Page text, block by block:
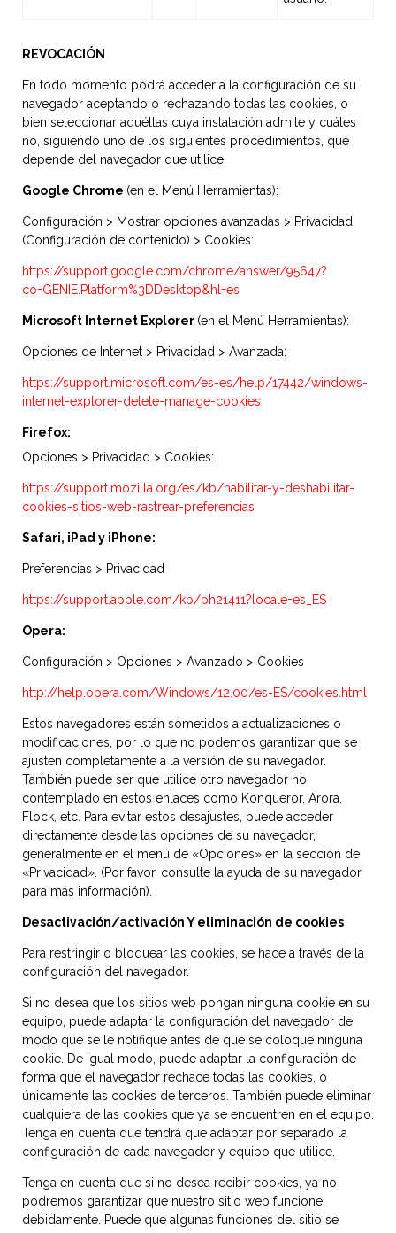
REVOCACIÓN
En todo momento podrá acceder a la configuración de su
navegador aceptando o rechazando todas las cookies, o
bien seleccionar aquéllas cuya instalación admite y cuáles
no, siguiendo uno de los siguientes procedimientos, que
depende del navegador que utilice:
Google Chrome (en el Menú Herramientas):
Configuración > Mostrar opciones avanzadas > Privacidad
(Configuración de contenido) > Cookies:
https://support.google.com/chrome/answer/95647?
co=GENIE.Platform%3DDesktop&hl=es
Microsoft Internet Explorer (en el Menú Herramientas):
Opciones de Internet > Privacidad > Avanzada:
https://support.microsoft.com/es-es/help/17442/windows-
internet-explorer-delete-manage-cookies
Firefox:
Opciones > Privacidad > Cookies:
https://support.mozilla.org/es/kb/habilitar-y-deshabilitar-
cookies-sitios-web-rastrear-preferencias
Safari, iPad y iPhone:
Preferencias > Privacidad
https://support.apple.com/kb/ph21411?locale=es_ES
Opera:
Configuración > Opciones > Avanzado > Cookies
http://help.opera.com/Windows/12.00/es-ES/cookies.html
Estos navegadores están sometidos a actualizaciones o
modificaciones, por lo que no podemos garantizar que se
ajusten completamente a la versión de su navegador.
También puede ser que utilice otro navegador no
contemplado en estos enlaces como Konqueror, Arora,
Flock, etc. Para evitar estos desajustes, puede acceder
directamente desde las opciones de su navegador,
generalmente en el menú de «Opciones» en la sección de
«Privacidad». (Por favor, consulte la ayuda de su navegador
para más información).
Desactivación/activación Y eliminación de cookies
Para restringir o bloquear las cookies, se hace a través de la
configuración del navegador.
Si no desea que los sitios web pongan ninguna cookie en su
equipo, puede adaptar la configuración del navegador de
modo que se le notifique antes de que se coloque ninguna
cookie. De igual modo, puede adaptar la configuración de
forma que el navegador rechace todas las cookies, o
únicamente las cookies de terceros. También puede eliminar
cualquiera de las cookies que ya se encuentren en el equipo.
Tenga en cuenta que tendrá que adaptar por separado la
configuración de cada navegador y equipo que utilice.
Tenga en cuenta que si no desea recibir cookies, ya no
podremos garantizar que nuestro sitio web funcione
debidamente. Puede que algunas funciones del sitio se